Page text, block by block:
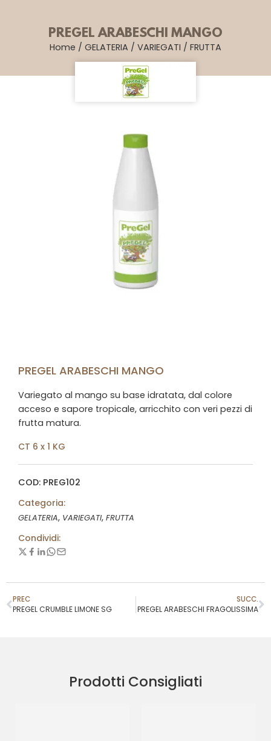
PREGEL ARABESCHI MANGO
Home / GELATERIA / VARIEGATI / FRUTTA
PREGEL ARABESCHI MANGO
Variegato al mango su base idratata, dal colore
acceso e sapore tropicale, arricchito con veri pezzi di
frutta matura.
CT 6 x 1 KG
COD: PREG102
Categoria:
GELATERIA, VARIEGATI, FRUTTA
Condividi:
PREC
PREGEL CRUMBLE LIMONE SG
SUCC.
PREGEL ARABESCHI FRAGOLISSIMA
Prodotti Consigliati